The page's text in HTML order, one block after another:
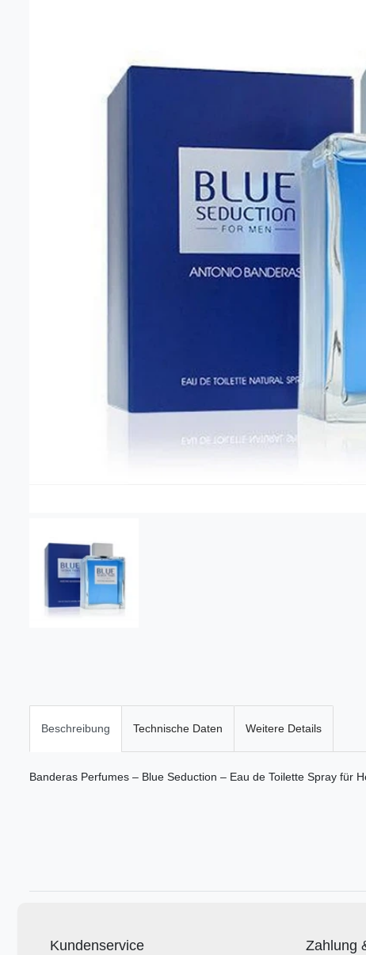
Beschreibung Technische Daten Weitere Details
Banderas Perfumes – Blue Seduction – Eau de Toilette Spray für
Kundenservice Zahlung